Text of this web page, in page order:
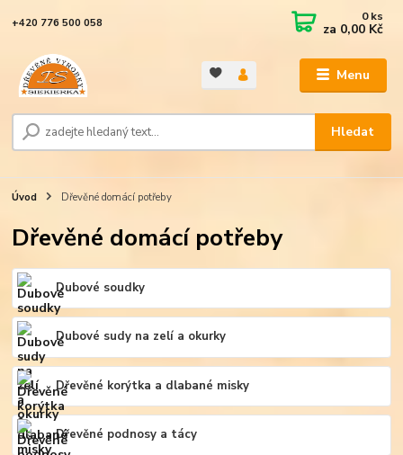
Menu
Hledat
+420 776 500 058 0ks
za 0,00 Kč
Úvod Dřevěné domácí potřeby
Dřevěné domácí potřeby
Dubové soudky
Dubové sudy na zelí a okurky
Dřevěné korýtka a dlabané misky
Dřevěné podnosy a tácy